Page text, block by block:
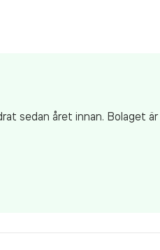
sedan året innan. Bolaget